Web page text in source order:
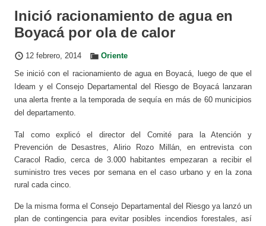
Inició racionamiento de agua en
Boyacá por ola de calor
12 febrero, 2014 Oriente
Se inició con el racionamiento de agua en Boyacá, luego de que el
Ideam y el Consejo Departamental del Riesgo de Boyacá lanzaran
una alerta frente a la temporada de sequía en más de 60 municipios
del departamento.
Tal como explicó el director del Comité para la Atención y
Prevención de Desastres, Alirio Rozo Millán, en entrevista con
Caracol Radio, cerca de 3.000 habitantes empezaran a recibir el
suministro tres veces por semana en el caso urbano y en la zona
rural cada cinco.
De la misma forma el Consejo Departamental del Riesgo ya lanzó un
plan de contingencia para evitar posibles incendios forestales, así